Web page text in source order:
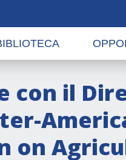
con il
on